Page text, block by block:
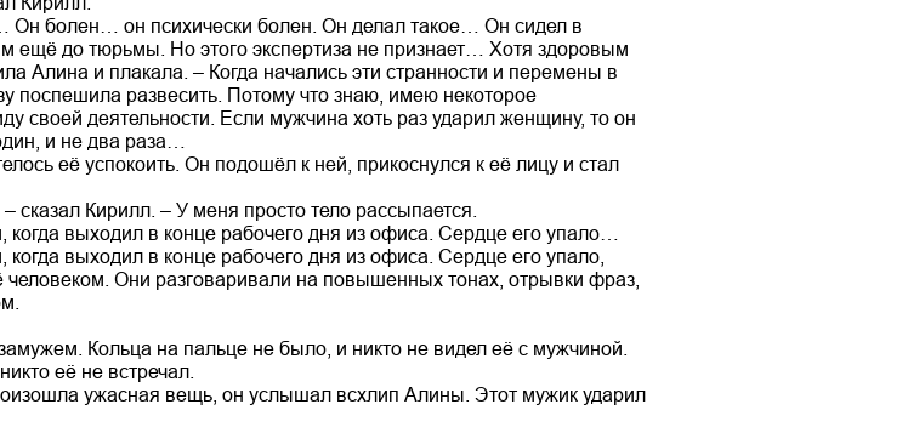
Он болен… он психически болен. Он делал такое… Он сидел в
ещё до тюрьмы. Но этого экспертиза не признает… Хотя здоровым
Алина и плакала. – Когда начались эти странности и перемены в
поспешила развесить. Потому что знаю, имею некоторое
своей деятельности. Если мужчина хоть раз ударил женщину, то он
и не два раза…
её успокоить. Он подошёл к ней, прикоснулся к её лицу и стал
сказал Кирилл. – У меня просто тело рассыпается.
выходил в конце рабочего дня из офиса. Сердце его упало…
выходил в конце рабочего дня из офиса. Сердце его упало,
Они разговаривали на повышенных тонах, отрывки фраз,
Кольца на пальце не было, и никто не видел её с мужчиной.
её не встречал.
ужасная вещь, он услышал всхлип Алины. Этот мужик ударил